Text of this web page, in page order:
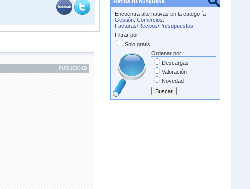
PUBLICIDAD
Refina tu búsqueda
Encuentra alternativas en la categoría
Gestión: Comercios:
Facturas/Recibos/Presupuestos
Filtrar por
Solo gratis
Ordenar por
Descargas
Valoración
Novedad